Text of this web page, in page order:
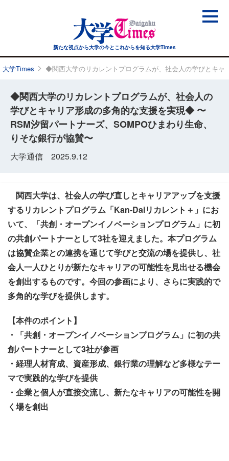
新たな視点から大学の今とこれからを知る大学Times
大学Times ◆関西大学のリカレントプログラムが、社会人の学びとキ
◆関西大学のリカレントプログラムが、社会人の
学びとキャリア形成の多角的な支援を実現◆ 〜
RSM汐留パートナーズ、SOMPOひまわり生命、
りそな銀行が協賛〜
大学通信 2025.9.12
関西大学は、社会人の学び直しとキャリアアップを支援
するリカレントプログラム「Kan-Daiリカレント＋」にお
いて、「共創・オープンイノベーションプログラム」に初
の共創パートナーとして3社を迎えました。本プログラム
は協賛企業との連携を通じて学びと交流の場を提供し、社
会人一人ひとりが新たなキャリアの可能性を見出せる機会
を創出するものです。今回の参画により、さらに実践的で
多角的な学びを提供します。
【本件のポイント】
・「共創・オープンイノベーションプログラム」に初の共
創パートナーとして3社が参画
・経理人材育成、資産形成、銀行業の理解など多様なテー
マで実践的な学びを提供
・企業と個人が直接交流し、新たなキャリアの可能性を開
く場を創出